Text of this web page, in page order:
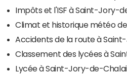
Impôts et l'ISF à Saint-Jory-
Climat et historique météo
Accidents de la route à
Classement des lycées à
Lycée à Saint-Jory-de-